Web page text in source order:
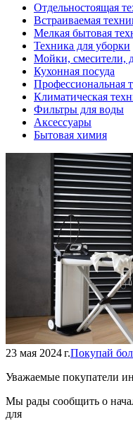
Отдельностоящая
Встраиваемая
Мелкая бытовая
Техника для уборки
Мойки, смесители,
Кухонная посуда
Профессиональная
Климатическая
Фильтры для воды
Аксессуары
Бытовая химия
23 мая 2024 г.Покупай
Уважаемые покупатели
Мы рады сообщить о
для